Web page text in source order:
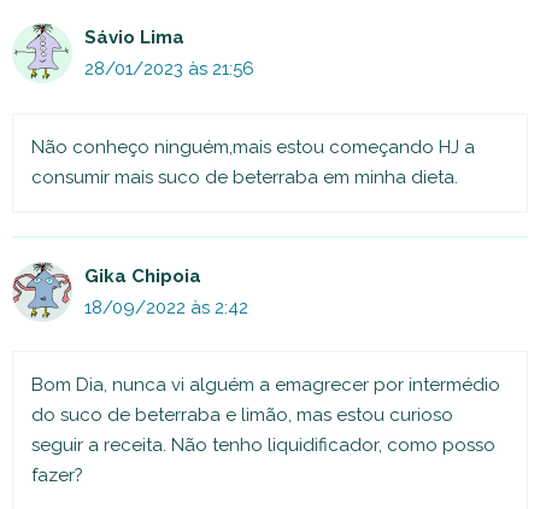
Sávio Lima
28/01/2023 às 21:56
Não conheço ninguém,mais estou começando HJ a
consumir mais suco de beterraba em minha dieta.
Gika Chipoia
18/09/2022 às 2:42
Bom Dia, nunca vi alguém a emagrecer por intermédio
do suco de beterraba e limão, mas estou curioso
seguir a receita. Não tenho liquidificador, como posso
fazer?